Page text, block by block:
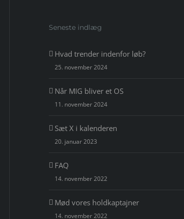
Seneste indlæg
Hvad trender indenfor løb?
25. november 2024
Når MIG bliver et OS
11. november 2024
Sæt X i kalenderen
20. januar 2023
FAQ
14. november 2022
Mød vores holdkaptajner
14. november 2022